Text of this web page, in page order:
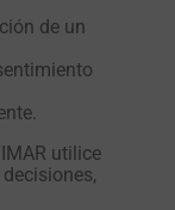
de un
utilice